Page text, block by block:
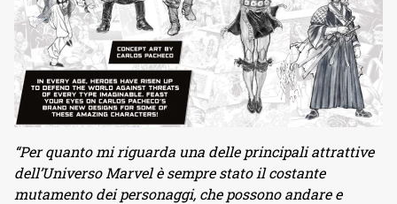
“Per quanto mi riguarda una delle principali attrattive
dell’Universo Marvel è sempre stato il costante
mutamento dei personaggi, che possono andare e